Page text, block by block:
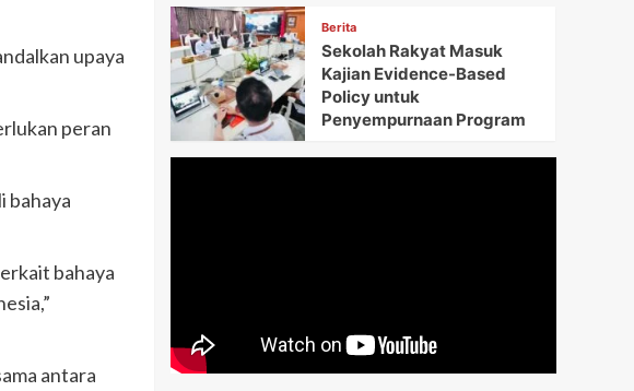
upaya
peran
bahaya
bahaya
antara
Berita
Sekolah Rakyat Masuk
Kajian Evidence-Based
Policy untuk
Penyempurnaan Program